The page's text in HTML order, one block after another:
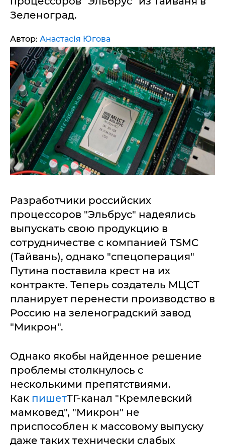
Зеленоград.
Автор: Анастасія Югова
Разработчики российских
процессоров "Эльбрус" надеялись
выпускать свою продукцию в
сотрудничестве с компанией TSMC
(Тайвань), однако "спецоперация"
Путина поставила крест на их
контракте. Теперь создатель МЦСТ
планирует перенести производство в
Россию на зеленоградский завод
"Микрон".
Однако якобы найденное решение
проблемы столкнулось с
несколькими препятствиями.
Как пишетТГ-канал "Кремлевский
мамковед", "Микрон" не
приспособлен к массовому выпуску
даже таких технически слабых